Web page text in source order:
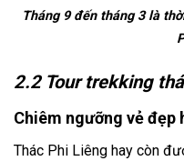
Tháng 9 đến tháng 3 là
2.2 Tour trekking
Chiêm ngưỡng vẻ đẹp
Thác Phi Liêng hay còn